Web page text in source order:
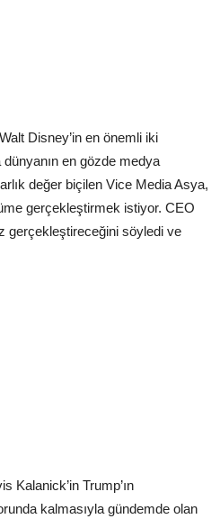
Disney’in en önemli iki
dünyanın en gözde medya
değer biçilen Vice Media Asya,
gerçekleştirmek istiyor. CEO
gerçekleştireceğini söyledi ve
Kalanick’in Trump’ın
kalmasıyla gündemde olan